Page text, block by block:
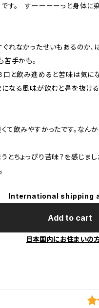
す。 すーーーーっと身体に
れなかったせいもあるのか、
苦手かも。
口と飲み進めると苦味は気にな
なる風味が飲むと鼻を抜け
て飲みやすかったです。なん
とちょっぴり苦味？を感じま
International shipping
Add to cart
日本国内にお住まいの